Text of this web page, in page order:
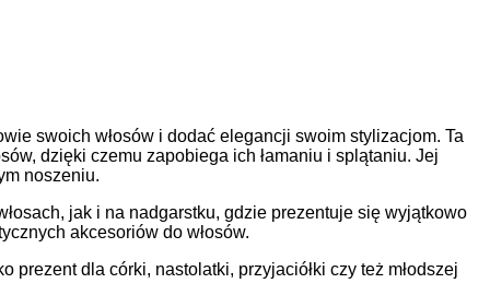
swoich włosów i dodać elegancji swoim stylizacjom. Ta
dzięki czemu zapobiega ich łamaniu i splątaniu. Jej
noszeniu.
jak i na nadgarstku, gdzie prezentuje się wyjątkowo
akcesoriów do włosów.
dla córki, nastolatki, przyjaciółki czy też młodszej